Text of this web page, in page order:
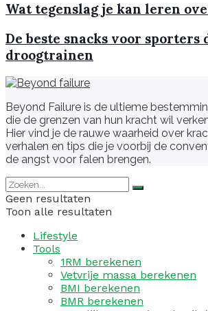
Wat tegenslag je kan leren
De beste snacks voor
droogtrainen
Beyond Failure is de ultieme
die de grenzen van hun kracht wil
Hier vind je de rauwe waarheid over
verhalen en tips die je voorbij de
de angst voor falen brengen.
Geen resultaten
Toon alle resultaten
Lifestyle
Tools
1RM berekenen
Vetvrije massa berekenen
BMI berekenen
BMR berekenen